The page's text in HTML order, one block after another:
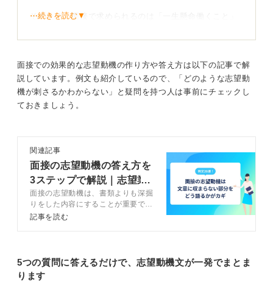
自分の高校生時代の経験や学んだことを、入社後に業務
す。
0
そのため、面接で求められるのは「一生懸命働くこと」
目に働くつもりです」「上司の言うことをまずは素直に
聞いて成長できるようにしたいです」といった表現を用
いると、企業に響きやすくなります。
自宅から近いという理由は決め手の一つになります。単
に「近いから」と述べるのではなく、「自宅から通いや
すいので、長く勤められる会社だと思ったから」という
意図を込めましょう。「安定して長く働ける」というメ
リットが明確に伝わります。
るつもりです。真面目に働きます」と伝えれば、非常に
響くはずです。
⋯続きを読む▼
面接での効果的な志望動機の作り方や答え方は以下の記事で解
説しています。例文も紹介しているので、「どのような志望動
機が刺さるかわからない」と疑問を持つ人は事前にチェックし
ておきましょう。
関連記事
面接の志望動機の答え方を
3ステップで解説｜志望業
界別の例文20選
面接の志望動機は、書類よりも深掘
りをした内容にすることが重要で
す。面接で志望動機を答えるための
ャリアコンサルタントが解説しま
す。
記事を読む
5つの質問に答えるだけで、志望動機文が一発でまとま
ります